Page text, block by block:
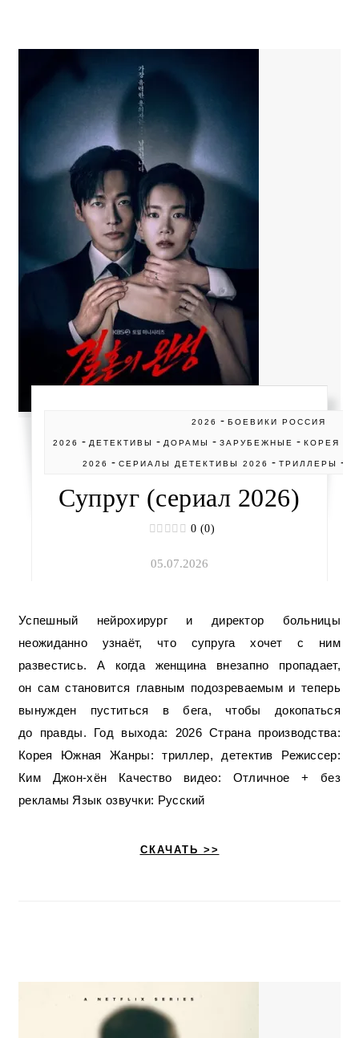
2026 -БОЕВИКИ РОССИЯ
2026 - ДЕТЕКТИВЫ - ДОРАМЫ -ЗАРУБЕЖНЫЕ -КОРЕЯ
2026 - СЕРИАЛЫ ДЕТЕКТИВЫ 2026 - ТРИЛЛЕРЫ -
Супруг (сериал 2026)
0 (0)
05.07.2026
Успешный нейрохирург и директор больницы
неожиданно узнаёт, что супруга хочет с ним
развестись. А когда женщина внезапно пропадает,
он сам становится главным подозреваемым и теперь
вынужден пуститься в бега, чтобы докопаться
до правды. Год выхода: 2026 Страна производства:
Корея Южная Жанры: триллер, детектив Режиссер:
Ким Джон-хён Качество видео: Отличное + без
рекламы Язык озвучки: Русский
СКАЧАТЬ >>